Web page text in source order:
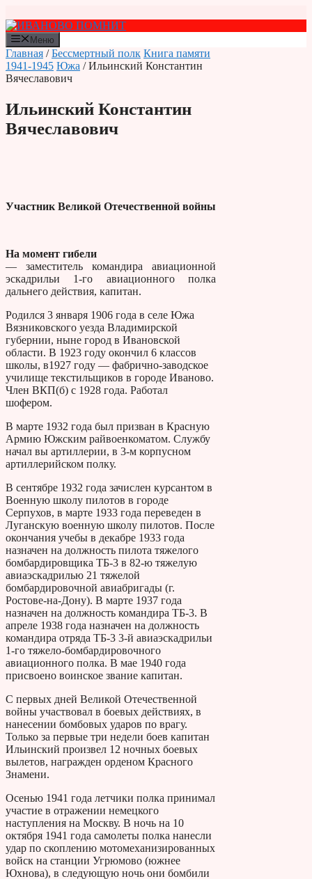
к
содержимому
Меню
Главная /Бессмертный полк Книга памяти
1941-1945 Южа / Ильинский Константин
Вячеславович
Ильинский Константин
Вячеславович
Участник Великой Отечественной войны
На момент гибели
— заместитель командира авиационной
эскадрильи 1-го авиационного полка
дальнего действия, капитан.
Родился 3 января 1906 года в селе Южа
Вязниковского уезда Владимирской
губернии, ныне город в Ивановской
области. В 1923 году окончил 6 классов
школы, в1927 году — фабрично-заводское
училище текстильщиков в городе Иваново.
Член ВКП(б) с 1928 года. Работал
шофером.
В марте 1932 года был призван в Красную
Армию Южским райвоенкоматом. Службу
начал вы артиллерии, в 3-м корпусном
артиллерийском полку.
В сентябре 1932 года зачислен курсантом в
Военную школу пилотов в городе
Серпухов, в марте 1933 года переведен в
Луганскую военную школу пилотов. После
окончания учебы в декабре 1933 года
назначен на должность пилота тяжелого
бомбардировщика ТБ-3 в 82-ю тяжелую
авиаэскадрилью 21 тяжелой
бомбардировочной авиабригады (г.
Ростове-на-Дону). В марте 1937 года
назначен на должность командира ТБ-3. В
апреле 1938 года назначен на должность
командира отряда ТБ-3 3-й авиаэскадрильи
1-го тяжело-бомбардировочного
авиационного полка. В мае 1940 года
присвоено воинское звание капитан.
С первых дней Великой Отечественной
войны участвовал в боевых действиях, в
нанесении бомбовых ударов по врагу.
Только за первые три недели боев капитан
Ильинский произвел 12 ночных боевых
вылетов, награжден орденом Красного
Знамени.
Осенью 1941 года летчики полка принимал
участие в отражении немецкого
наступления на Москву. В ночь на 10
октября 1941 года самолеты полка нанесли
удар по скоплению мотомеханизированных
войск на станции Угрюмово (южнее
Юхнова), в следующую ночь они бомбили